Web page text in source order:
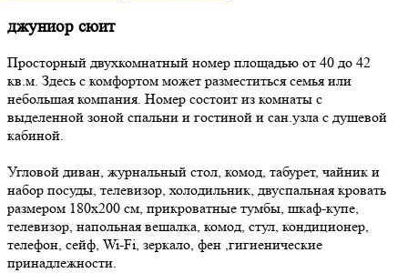
джуниор сюит
Просторный двухкомнатный номер площадью от 40 до 42
кв.м. Здесь с комфортом может разместиться семья или
небольшая компания. Номер состоит из комнаты с
выделенной зоной спальни и гостиной и сан.узла с душевой
кабиной.
Угловой диван, журнальный стол, комод, табурет, чайник и
набор посуды, телевизор, холодильник, двуспальная кровать
размером 180х200 см, прикроватные тумбы, шкаф-купе,
телевизор, напольная вешалка, комод, стул, кондиционер,
телефон, сейф, Wi-Fi, зеркало, фен ,гигиенические
принадлежности.